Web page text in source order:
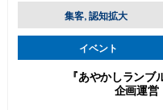
集客, 認知拡大
イベント
『あやかしラン
企画運営